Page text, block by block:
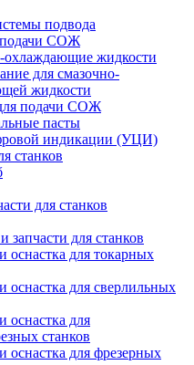
подвода
СОЖ
охлаждающие жидкости
для смазочно-
жидкости
подачи СОЖ
пасты
индикации (УЦИ)
станков
для станков
запчасти для станков
оснастка для токарных
оснастка для сверлильных
оснастка для
станков
оснастка для фрезерных